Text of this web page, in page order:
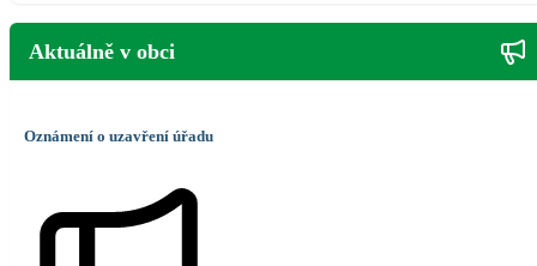
Aktuálně v obci
Oznámení o uzavření úřadu